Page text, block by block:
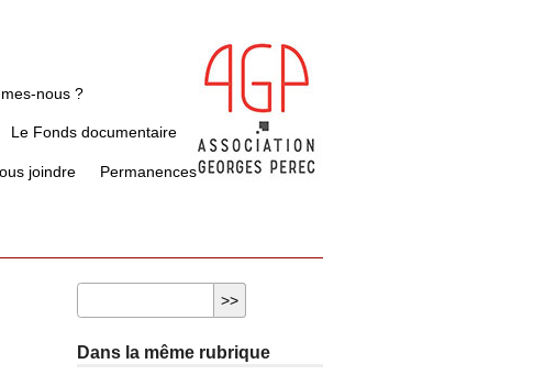
nous ?
Le Fonds documentaire
joindre Permanences
Dans la même rubrique